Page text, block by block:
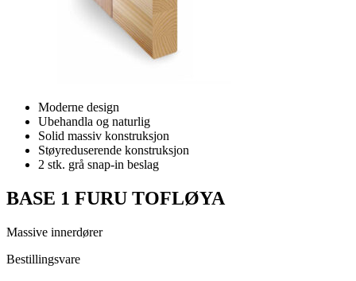
Moderne design
Ubehandla og naturlig
Solid massiv konstruksjon
Støyreduserende konstruksjon
2 stk. grå snap-in beslag
BASE 1 FURU TOFLØYA
Massive innerdører
Bestillingsvare